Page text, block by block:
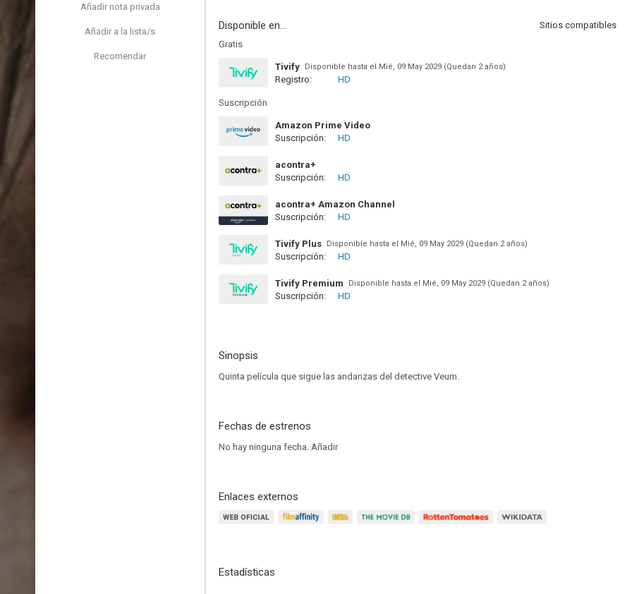
Añadir nota privada
Añadir a la lista/s
Recomendar
Disponible en...
Sitios compatibles
Gratis
Tivify Disponible hasta el Mié, 09 May 2029 (Quedan 2 años)
Registro: HD
Suscripción
Amazon Prime Video
Suscripción:
HD
acontra+
Suscripción:
HD
acontra+ Amazon Channel
Suscripción:
HD
Tivify Plus Disponible hasta el Mié, 09 May 2029 (Quedan 2 años)
Suscripción: HD
Tivify Premium Disponible hasta el Mié, 09 May 2029 (Quedan 2 años)
Suscripción: HD
Sinopsis
Quinta película que sigue las andanzas del detective Veum.
Fechas de estrenos
No hay ninguna fecha. Añadir
Enlaces externos
Estadísticas